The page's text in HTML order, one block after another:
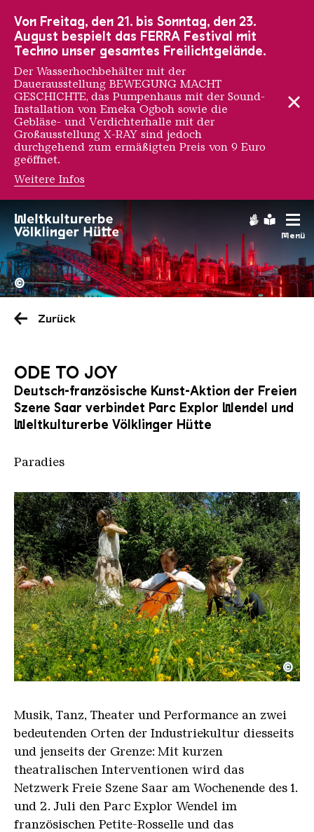
Menü
Hochofengruppe in Rot
Copyright:
©
Zurück
ODE TO JOY
Deutsch-französische Kunst-Aktion der Freien
Szene Saar verbindet Parc Explor Wendel und
Weltkulturerbe Völklinger Hütte
Paradies
Freie Szene im Paradies 20210711 215830 Mirka
Copyright: Mirka Borchert / Freie Szene Saar
©
Musik, Tanz, Theater und Performance an zwei
bedeutenden Orten der Industriekultur diesseits
und jenseits der Grenze: Mit kurzen
theatralischen Interventionen wird das
Netzwerk Freie Szene Saar am Wochenende des 1.
und 2. Juli den Parc Explor Wendel im
französischen Petite-Rosselle und das
Von Freitag, den 21. bis Sonntag, den 23.
August bespielt das FERRA Festival mit
Techno unser gesamtes Freilichtgelände.
Der Wasserhochbehälter mit der
Dauerausstellung BEWEGUNG MACHT
GESCHICHTE, das Pumpenhaus mit der Sound-
Installation von Emeka Ogboh sowie die
Gebläse- und Verdichterhalle mit der
Großausstellung X-RAY sind jedoch
durchgehend zum ermäßigten Preis von 9 Euro
geöffnet.
Weitere Infos